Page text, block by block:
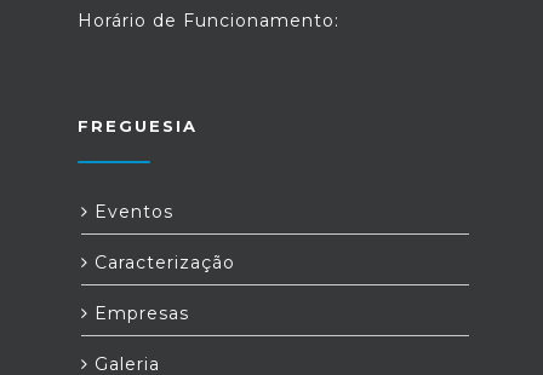
Horário de Funcionamento:
FREGUESIA
Eventos
Caracterização
Empresas
Galeria